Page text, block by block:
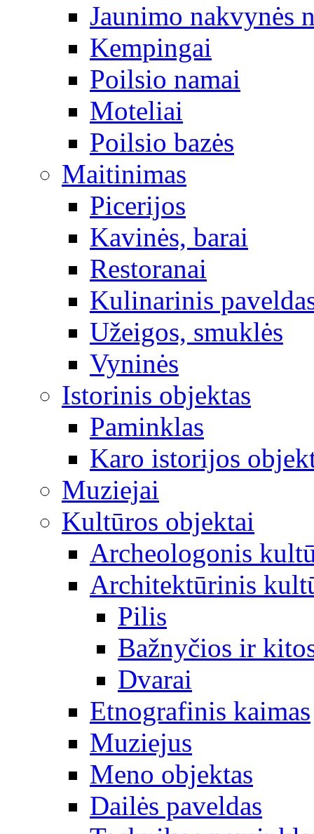
Jaunimo nakvynės
Kempingai
Poilsio namai
Moteliai
Poilsio bazės
Maitinimas
Picerijos
Kavinės, barai
Restoranai
Kulinarinis
Užeigos, smuklės
Vyninės
Istorinis objektas
Paminklas
Karo istorijos
Muziejai
Kultūros objektai
Archeologonis
Architektūrinis
Pilis
Bažnyčios ir
Dvarai
Etnografinis kaimas
Muziejus
Meno objektas
Dailės paveldas